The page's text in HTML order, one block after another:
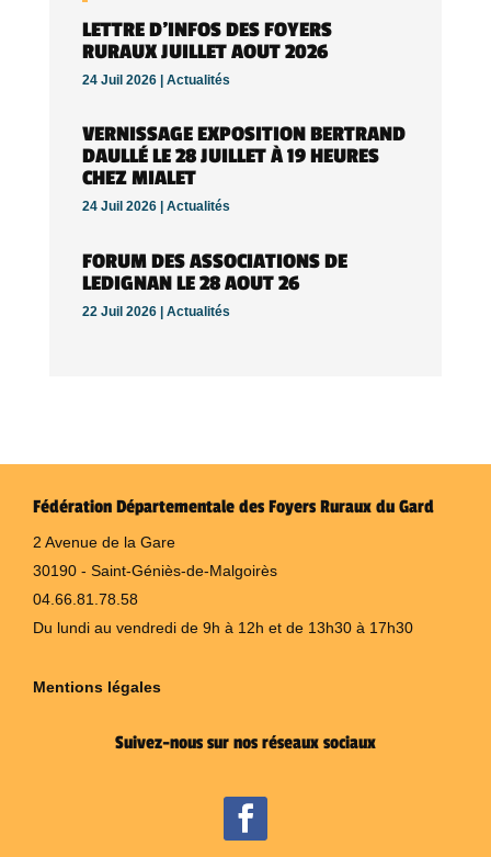
LETTRE D’INFOS DES FOYERS
RURAUX JUILLET AOUT 2026
24 Juil 2026 | Actualités
VERNISSAGE EXPOSITION BERTRAND
DAULLÉ LE 28 JUILLET À 19 HEURES
CHEZ MIALET
24 Juil 2026 | Actualités
FORUM DES ASSOCIATIONS DE
LEDIGNAN LE 28 AOUT 26
22 Juil 2026 | Actualités
Fédération Départementale des Foyers Ruraux du Gard
2 Avenue de la Gare
30190 - Saint-Géniès-de-Malgoirès
04.66.81.78.58
Du lundi au vendredi de 9h à 12h et de 13h30 à 17h30
Mentions légales
Suivez-nous sur nos réseaux sociaux